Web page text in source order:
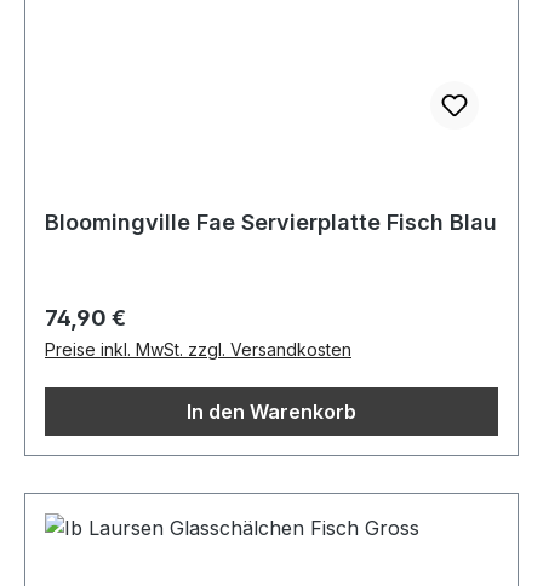
Bloomingville Fae Servierplatte Fisch Blau
Regulärer Preis:
74,90 €
Preise inkl. MwSt. zzgl. Versandkosten
In den Warenkorb